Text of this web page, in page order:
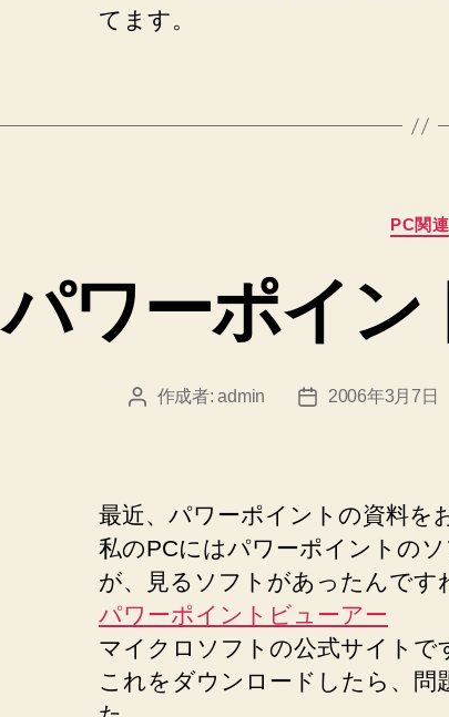
てます。
カ
テ
ー
PC関連
パワーポイン
投 作成者:admin
投
2006年3月7日
最近、パワーポイントの資料を
私のPCにはパワーポイントの
が、見るソフトがあったんです
パワーポイントビューアー
マイクロソフトの公式サイトで
これをダウンロードしたら、問